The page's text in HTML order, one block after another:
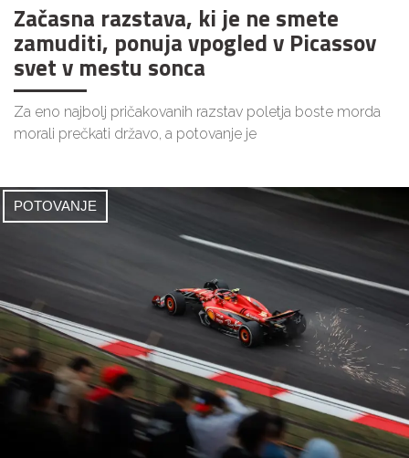
Začasna razstava, ki je ne smete
zamuditi, ponuja vpogled v Picassov
svet v mestu sonca
Za eno najbolj pričakovanih razstav poletja boste morda
morali prečkati državo, a potovanje je
POTOVANJE